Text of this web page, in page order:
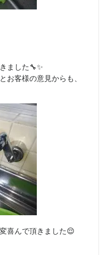
ました🔧✨
お客様の意見からも、
喜んで頂きました😌